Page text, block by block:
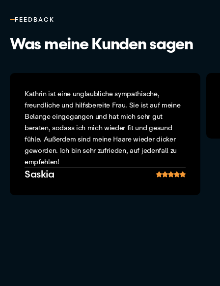
FEEDBACK
Was meine Kunden sagen
Kathrin ist eine unglaubliche sympathische,
freundliche und hilfsbereite Frau. Sie ist auf meine
Belange eingegangen und hat mich sehr gut
beraten, sodass ich mich wieder fit und gesund
fühle. Außerdem sind meine Haare wieder dicker
geworden. Ich bin sehr zufrieden, auf jedenfall zu
empfehlen!
Saskia